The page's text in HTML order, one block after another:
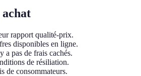
rapport qualité-prix.
disponibles en ligne.
a pas de frais cachés.
de résiliation.
de consommateurs.